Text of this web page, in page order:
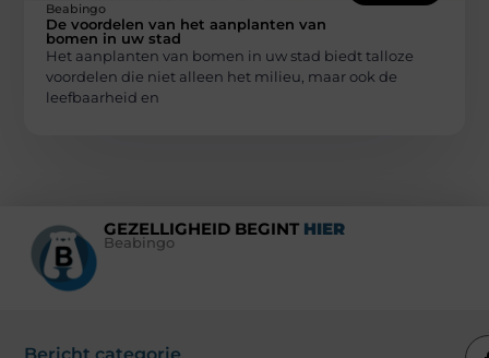
Beabingo
De voordelen van het aanplanten van
bomen in uw stad
Het aanplanten van bomen in uw stad biedt talloze
voordelen die niet alleen het milieu, maar ook de
leefbaarheid en
GEZELLIGHEID BEGINT HIER
Beabingo